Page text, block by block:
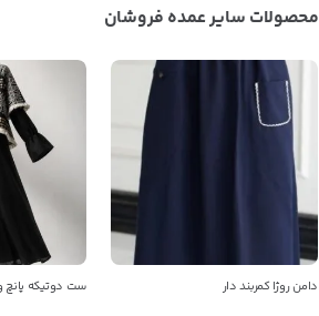
محصولات سایر عمده فروشان
دامن روژا کمربند دار ست دوتیکه پانچ